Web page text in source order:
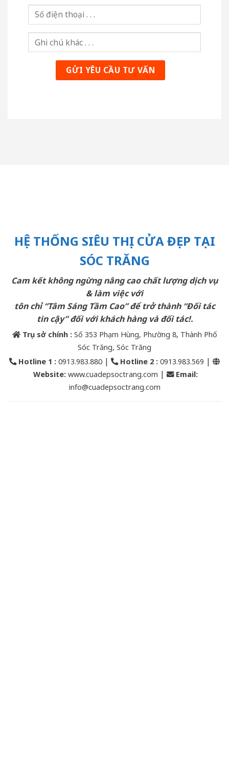
HỆ THỐNG SIÊU THỊ CỬA ĐẸP TẠI
SÓC TRĂNG
Cam kết không ngừng nâng cao chất lượng dịch vụ
& làm việc với
tôn chỉ “Tâm Sáng Tầm Cao” để trở thành “Đối tác
tin cậy” đối với khách hàng và đối tác!.
Trụ sở chính : Số 353 Phạm Hùng, Phường 8, Thành Phố
Sóc Trăng, Sóc Trăng
Hotline 1 : 0913.983.880 | Hotline 2 : 0913.983.569 |
Website: www.cuadepsoctrang.com | Email:
info@cuadepsoctrang.com